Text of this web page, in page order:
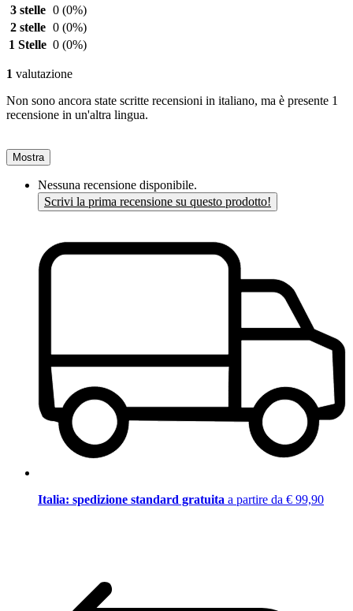
3 stelle 0 (0%)
2 stelle 0 (0%)
1 Stelle 0 (0%)
1 valutazione
Non sono ancora state scritte recensioni in italiano, ma è presente 1
recensione in un'altra lingua.
Mostra
Nessuna recensione disponibile.
Scrivi la prima recensione su questo prodotto!
Italia: spedizione standard gratuita a partire da € 99,90